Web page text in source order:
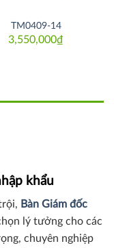
TM0409-14
3,550,000₫
khẩu
Bàn Giám đốc
lý tưởng cho các
chuyên nghiệp